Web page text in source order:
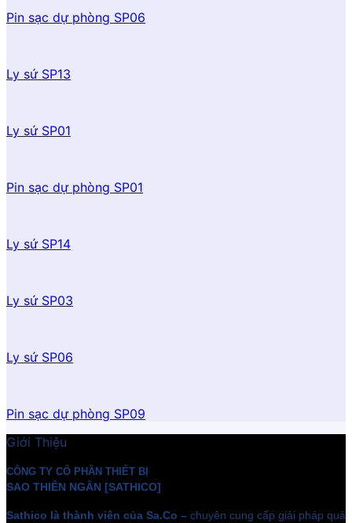
Pin sạc dự phòng SP06
Ly sứ SP13
Ly sứ SP01
Pin sạc dự phòng SP01
Ly sứ SP14
Ly sứ SP03
Ly sứ SP06
Pin sạc dự phòng SP09
Giới Thiệu
CÔNG TY CỔ PHẦN THIẾT BỊ
SAO THIÊN NGÂN [SATHICO]
Sathico là thành viên của Sa.Co – chuyên cung cấp giải pháp quà